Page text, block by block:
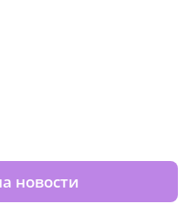
новости